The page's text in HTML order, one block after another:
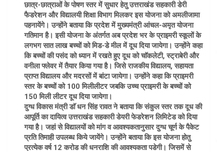
छात्र-छात्राओं के पोषण स्तर में सुधार हेतु उत्तराखंड सहकारी डेरी
फैडरेशन और विद्यालयी शिक्षा विभाग मिलकर इस योजना को अमलीजामा
पहनायेंगे। उन्होंने बताया कि प्रदेश में मुख्यमंत्री आंचल-अमृत योजना
गतिमान है। इसी योजना के अंतर्गत अब प्रदेश भर के प्राइमरी स्कूलों के
लगभग सात लाख बच्चों को मिड-डे मील में दूध दिया जायेगा। उन्होंने कहा
कि बच्चों की पसंद को ध्यान में रखते हुए दूध को चाॅकलेटी, स्ट्राबेरी और
वनीला फ्लेवर में तैयार किया गया है। जिसे राजकीय विद्यालय, सहायता
प्राप्त विद्यालय और मदरसों में बांटा जायेगा। उन्होंने कहा कि प्राइमरी
स्तर के बच्चों को 100 मिलीलीटर जबकि उच्च प्राइमरी के बच्चों को
150 मिली लीटर दूध दिया जायेगा।
दुग्ध विकास मंत्री डाॅ धन सिंह रावत ने बताया कि संकुल स्तर तक दूध की
आपूर्ति का दायित्व उत्तराखंड सहकारी डेयरी फेडरेशन लिमिटेड को दिया
गया है। जहां से विद्यालयों को मांग व आवश्यकतानुसार दुग्ध चूर्ण के पैकेट
प्रति तिमाही उपलब्ध किये जायेंगे। उन्होंने बताया कि इस योजना होतु
प्रत्येक वर्ष 12 करोड की धनराशि की आवश्यकता पडेगी। जिसमें से